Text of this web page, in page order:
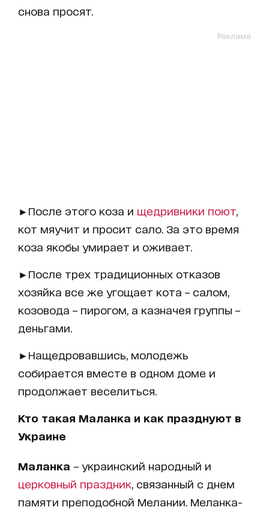
снова просят.
Реклама
►После этого коза и щедривники поют
кот мяучит и просит сало. За это время
коза якобы умирает и оживает.
►После трех традиционных отказов
хозяйка все же угощает кота – салом,
козовода – пирогом, а казначея группы –
деньгами.
►Нащедровавшись, молодежь
собирается вместе в одном доме и
продолжает веселиться.
Кто такая Маланка и как празднуют в
Украине
Маланка – украинский народный и
церковный праздник , связанный с днем ​​
памяти преподобной Мелании. Меланка-